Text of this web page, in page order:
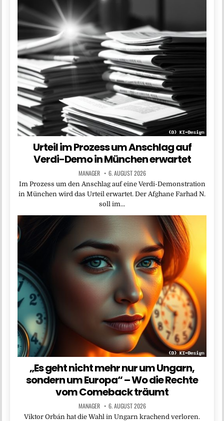
Urteil im Prozess um Anschlag auf
Verdi-Demo in München erwartet
MANAGER 6. AUGUST 2026
Im Prozess um den Anschlag auf eine Verdi-Demonstration
in München wird das Urteil erwartet. Der Afghane Farhad N.
soll im…
„Es geht nicht mehr nur um Ungarn,
sondern um Europa“ – Wo die Rechte
vom Comeback träumt
MANAGER 6. AUGUST 2026
Viktor Orbán hat die Wahl in Ungarn krachend verloren.